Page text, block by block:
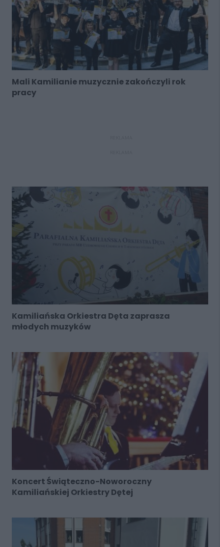
Mali Kamilianie muzycznie zakończyli rok
pracy
Kamiliańska Orkiestra Dęta zaprasza
młodych muzyków
Koncert Świąteczno-Noworoczny
Kamiliańskiej Orkiestry Dętej